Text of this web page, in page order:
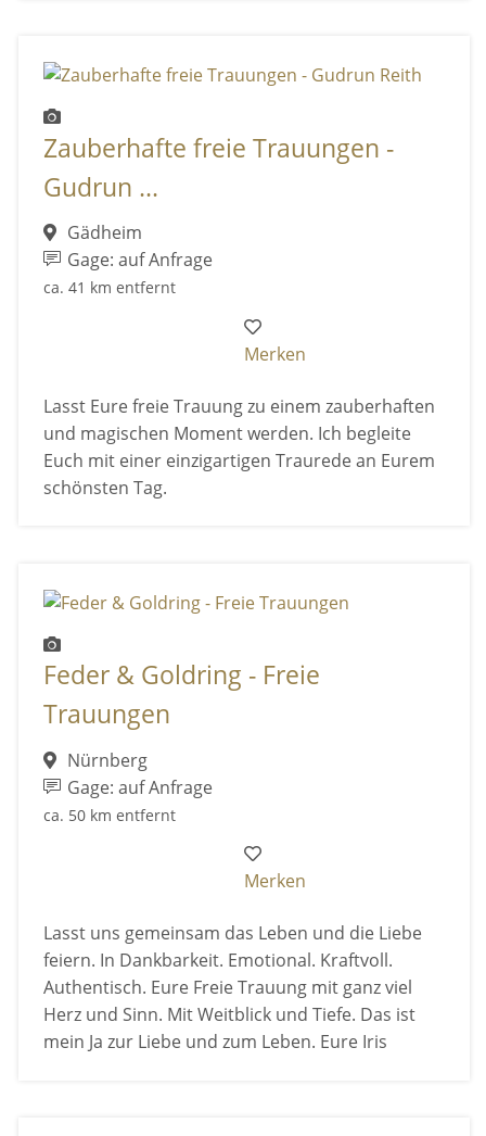
Zauberhafte freie Trauungen -
Gudrun ...
Gädheim
Gage: auf Anfrage
ca. 41 km entfernt
Merken
Lasst Eure freie Trauung zu einem zauberhaften
und magischen Moment werden. Ich begleite
Euch mit einer einzigartigen Traurede an Eurem
schönsten Tag.
Feder & Goldring - Freie
Trauungen
Nürnberg
Gage: auf Anfrage
ca. 50 km entfernt
Merken
Lasst uns gemeinsam das Leben und die Liebe
feiern. In Dankbarkeit. Emotional. Kraftvoll.
Authentisch. Eure Freie Trauung mit ganz viel
Herz und Sinn. Mit Weitblick und Tiefe. Das ist
mein Ja zur Liebe und zum Leben. Eure Iris